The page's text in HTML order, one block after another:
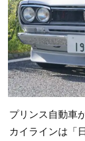
プリンス自動車
カイラインは「